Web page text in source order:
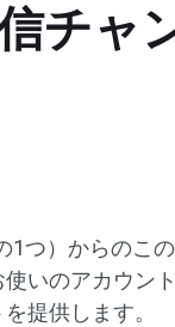
チャ
1つ）からのこ
いのアカウン
提供します。